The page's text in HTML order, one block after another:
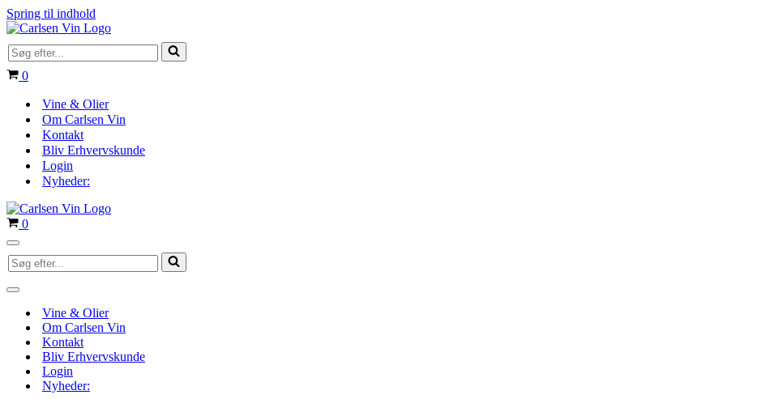
Spring til indhold
Søg
efter...
Indkøbskurv
0
Vine & Olier
Om Carlsen Vin
Kontakt
Bliv Erhvervskunde
Login
Nyheder:
Indkøbskurv
0
Navigation
menu
Søg
efter...
Navigation
Vine & Olier
Om Carlsen Vin
Kontakt
Bliv Erhvervskunde
Login
Nyheder: